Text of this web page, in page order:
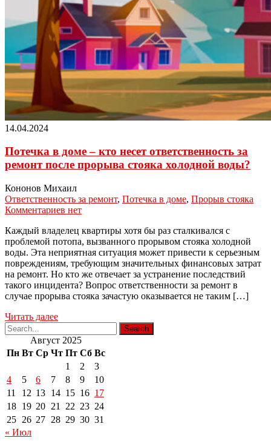
14.04.2024
Потечка в доме – кто несет ответственность за
ремонт после прорыва стояка холодной воды?
Кононов Михаил
Ответственность за ремонт, Потечка в доме, Прорыв стояка
Комментариев нет
Каждый владелец квартиры хотя бы раз сталкивался с
проблемой потопа, вызванного прорывом стояка холодной
воды. Эта неприятная ситуация может привести к серьезным
повреждениям, требующим значительных финансовых затрат
на ремонт. Но кто же отвечает за устранение последствий
такого инцидента? Вопрос ответственности за ремонт в
случае прорыва стояка зачастую оказывается не таким […]
Читать далее
Август 2025
Пн Вт Ср Чт Пт Сб Вс
1
2
3
4
5 6 7 8 9
10
11
12 13 14 15 16 17
18 19 20 21 22 23 24
25 26 27 28 29 30 31
« Июл